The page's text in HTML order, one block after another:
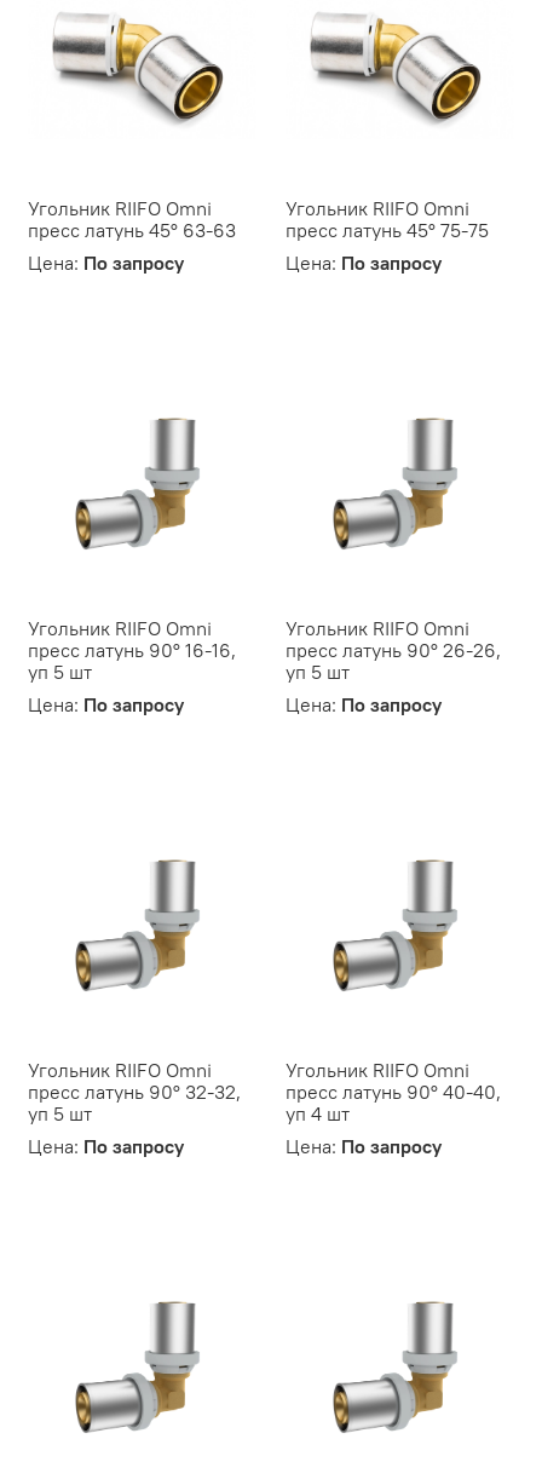
Угольник RIIFO Omni
пресс латунь 45° 63-63
Цена: По запросу
Угольник RIIFO Omni
пресс латунь 45° 75-75
Цена: По запросу
Угольник RIIFO Omni
пресс латунь 90° 16-16,
уп 5 шт
Цена: По запросу
Угольник RIIFO Omni
пресс латунь 90° 26-26,
уп 5 шт
Цена: По запросу
Угольник RIIFO Omni
пресс латунь 90° 32-32,
уп 5 шт
Цена: По запросу
Угольник RIIFO Omni
пресс латунь 90° 40-40,
уп 4 шт
Цена: По запросу